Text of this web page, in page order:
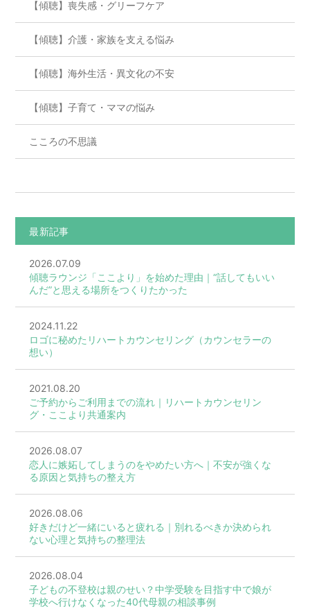
【傾聴】喪失感・グリーフケア
【傾聴】介護・家族を支える悩み
【傾聴】海外生活・異文化の不安
【傾聴】子育て・ママの悩み
こころの不思議
最新記事
2026.07.09
傾聴ラウンジ「ここより」を始めた理由｜“話してもいい
んだ”と思える場所をつくりたかった
2024.11.22
ロゴに秘めたリハートカウンセリング（カウンセラーの
想い）
2021.08.20
ご予約からご利用までの流れ｜リハートカウンセリン
グ・ここより共通案内
2026.08.07
恋人に嫉妬してしまうのをやめたい方へ｜不安が強くな
る原因と気持ちの整え方
2026.08.06
好きだけど一緒にいると疲れる｜別れるべきか決められ
ない心理と気持ちの整理法
2026.08.04
子どもの不登校は親のせい？中学受験を目指す中で娘が
学校へ行けなくなった40代母親の相談事例